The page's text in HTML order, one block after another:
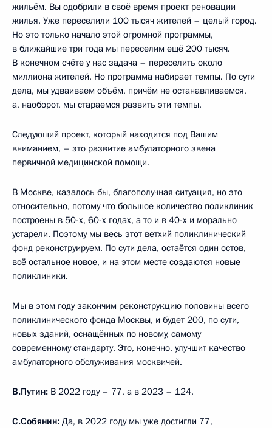
жильём. Вы одобрили в своё время проект реновации
жилья. Уже переселили 100 тысяч жителей – целый город.
Но это только начало этой огромной программы,
в ближайшие три года мы переселим ещё 200 тысяч.
В конечном счёте у нас задача – переселить около
миллиона жителей. Но программа набирает темпы. По сути
дела, мы удваиваем объём, причём не останавливаемся,
а, наоборот, мы стараемся развить эти темпы.
Следующий проект, который находится под Вашим
вниманием, – это развитие амбулаторного звена
первичной медицинской помощи.
В Москве, казалось бы, благополучная ситуация, но это
относительно, потому что большое количество поликлиник
построены в 50-х, 60-х годах, а то и в 40-х и морально
устарели. Поэтому мы весь этот ветхий поликлинический
фонд реконструируем. По сути дела, остаётся один остов,
всё остальное новое, и на этом месте создаются новые
поликлиники.
Мы в этом году закончим реконструкцию половины всего
поликлинического фонда Москвы, и будет 200, по сути,
новых зданий, оснащённых по новому, самому
современному стандарту. Это, конечно, улучшит качество
амбулаторного обслуживания москвичей.
В.Путин: В 2022 году – 77, а в 2023 – 124.
С.Собянин: Да, в 2022 году мы уже достигли 77,